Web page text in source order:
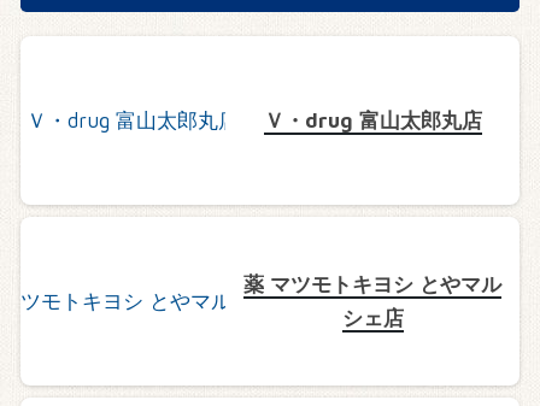
Ｖ・drug 富山太郎丸店
薬 マツモトキヨシ とやマル
シェ店